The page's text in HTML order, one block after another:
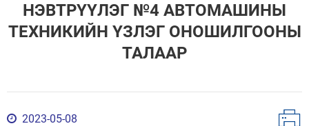
НЭВТРҮҮЛЭГ №4 АВТОМАШИНЫ
ТЕХНИКИЙН ҮЗЛЭГ ОНОШИЛГООНЫ
ТАЛААР
2023-05-08